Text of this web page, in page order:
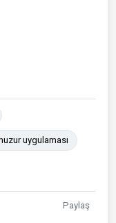
uygulaması
Paylaş